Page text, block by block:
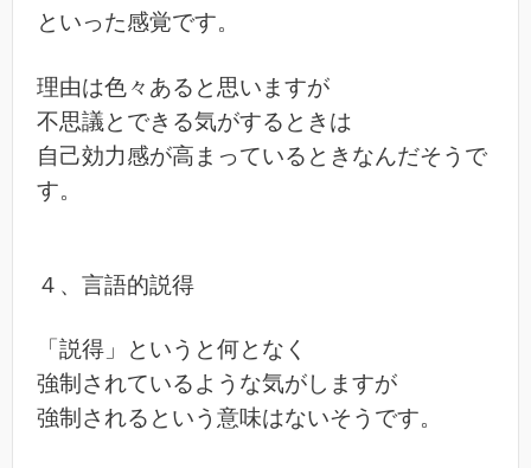
といった感覚です。
理由は色々あると思いますが
不思議とできる気がするときは
自己効力感が高まっているときなんだそうで
す。
４、言語的説得
「説得」というと何となく
強制されているような気がしますが
強制されるという意味はないそうです。